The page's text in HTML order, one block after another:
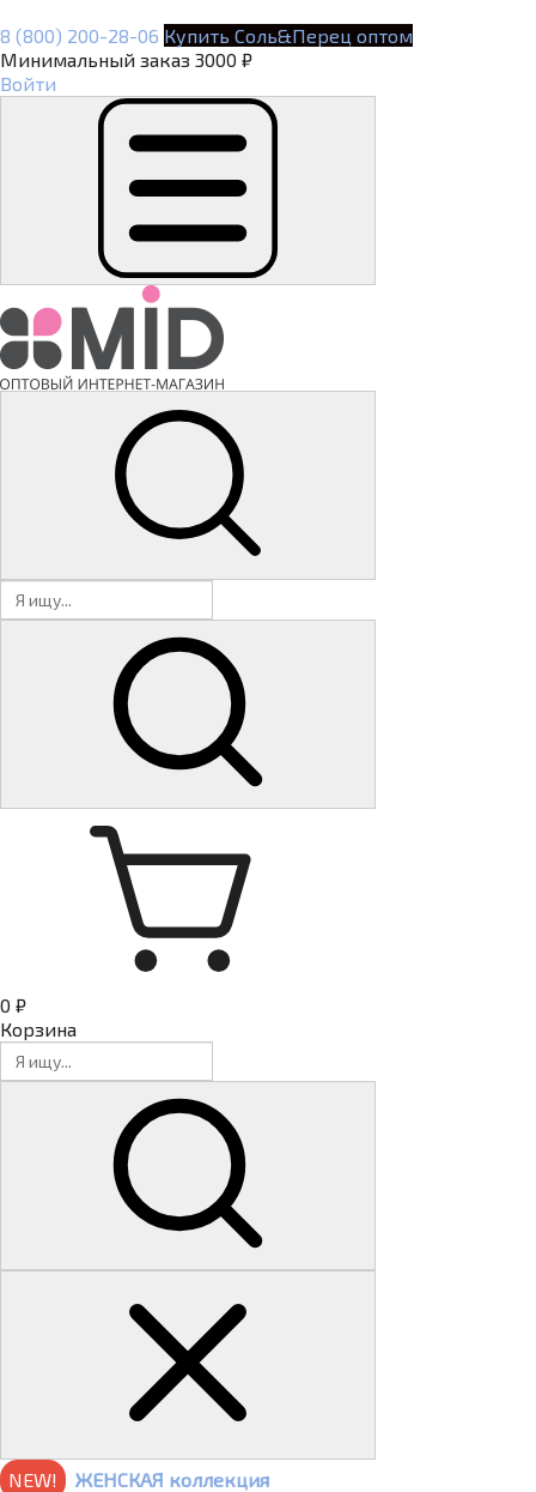
8 (800) 200-28-06 Купить Соль&Перец оптом
Минимальный заказ 3000 ₽
Войти
0 ₽
Корзина
NEW!
ЖЕНСКАЯ коллекция